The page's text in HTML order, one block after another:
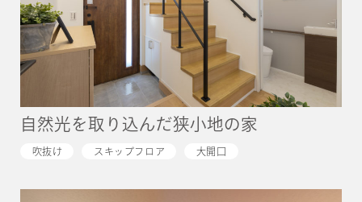
自然光を取り込んだ狭小地の家
吹抜け スキップフロア 大開口